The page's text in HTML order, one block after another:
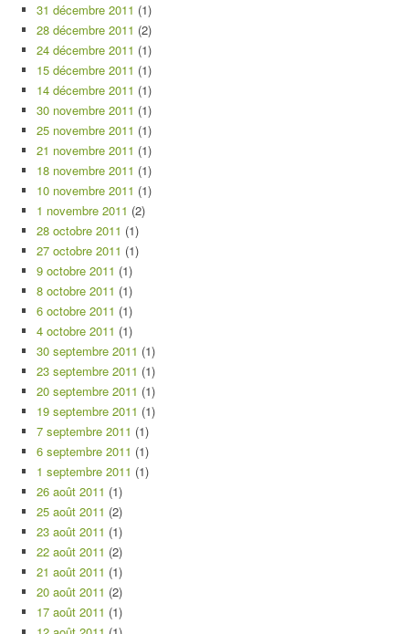
31 décembre 2011 (1)
28 décembre 2011 (2)
24 décembre 2011 (1)
15 décembre 2011 (1)
14 décembre 2011 (1)
30 novembre 2011 (1)
25 novembre 2011 (1)
21 novembre 2011 (1)
18 novembre 2011 (1)
10 novembre 2011 (1)
1 novembre 2011 (2)
28 octobre 2011 (1)
27 octobre 2011 (1)
9 octobre 2011 (1)
8 octobre 2011 (1)
6 octobre 2011 (1)
4 octobre 2011 (1)
30 septembre 2011 (1)
23 septembre 2011 (1)
20 septembre 2011 (1)
19 septembre 2011 (1)
7 septembre 2011 (1)
6 septembre 2011 (1)
1 septembre 2011 (1)
26 août 2011 (1)
25 août 2011 (2)
23 août 2011 (1)
22 août 2011 (2)
21 août 2011 (1)
20 août 2011 (2)
17 août 2011 (1)